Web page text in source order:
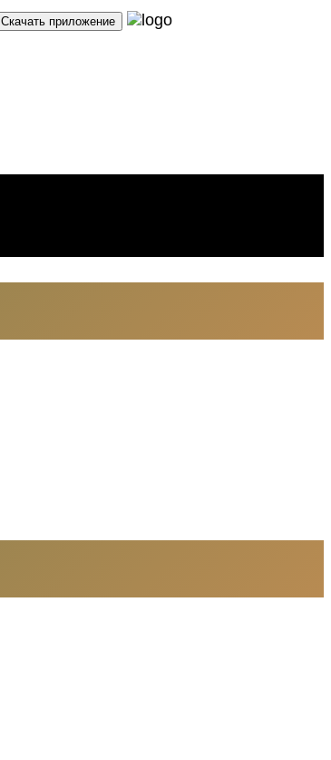
Скачать приложение